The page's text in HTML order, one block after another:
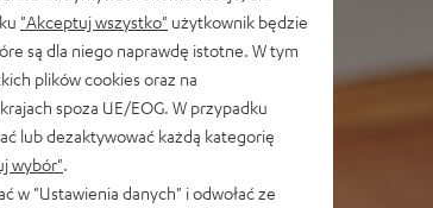
"Akceptuj wszystko" użytkownik będzie
są dla niego naprawdę istotne. W tym
plików cookies oraz na
spoza UE/EOG. W przypadku
lub dezaktywować każdą kategorię
wybór"
w "Ustawienia danych" i odwołać ze